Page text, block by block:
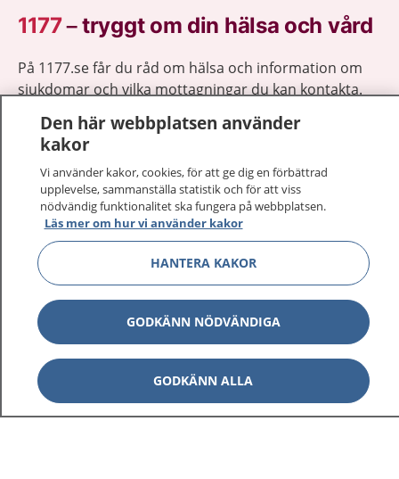
1177–tryggt om din hälsa och vård
På 1177.se får du råd om hälsa och information om
sjukdomar och vilka mottagningar du kan kontakta.
vårdärenden. Ring telefonnummer 1177 för
sjukvårdsrådgivning dygnet runt.
1177 ger dig råd när du vill må bättre.
Visa
Om 1177 Visa
Kontakt Visa
Den här webbplatsen använder
kakor
Vi använder kakor, cookies, för att ge dig en förbättrad
upplevelse, sammanställa statistik och för att viss
nödvändig funktionalitet ska fungera på webbplatsen.
Läs mer om hur vi använder kakor
HANTERA KAKOR
GODKÄNN NÖDVÄNDIGA
GODKÄNN ALLA